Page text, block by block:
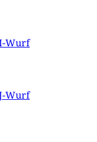
Wurf
Wurf